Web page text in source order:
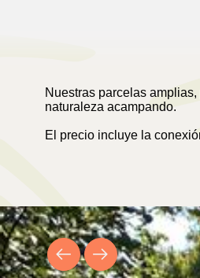
Nuestras parcelas
naturaleza acampando.
El precio incluye la